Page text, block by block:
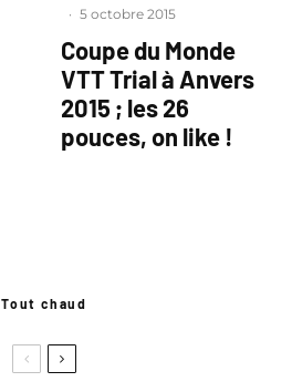
· 5 octobre 2015
Coupe du Monde
VTT Trial à Anvers
2015 ; les 26
pouces, on like !
Tout chaud